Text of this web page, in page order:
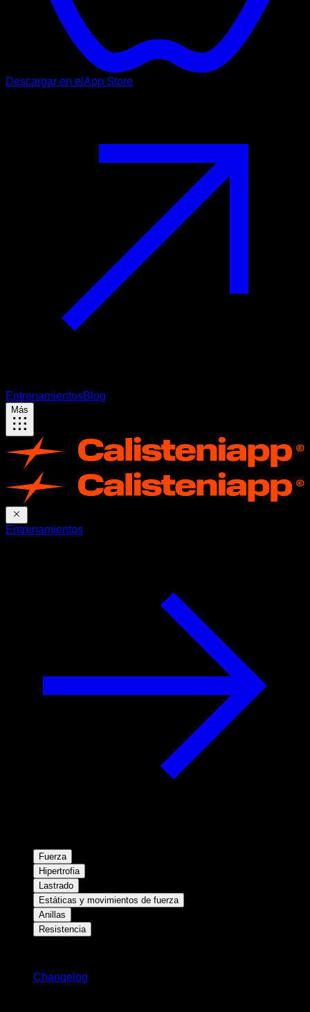
Descargar en el App Store
EntrenamientosBlog
Más
Entrenamientos
Fuerza
Hipertrofia
Lastrado
Estáticas y movimientos de fuerza
Anillas
Resistencia
Changelog